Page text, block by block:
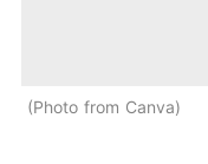
Photo from Canva